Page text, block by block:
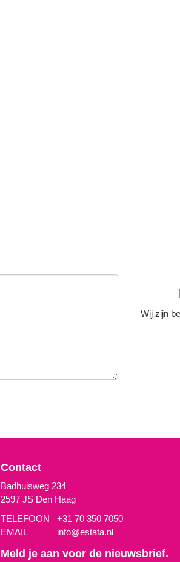
Wij zijn
Contact
Badhuisweg 234
2597 JS Den Haag
TELEFOON +31 70 350 7050
EMAIL
info@estata.nl
Meld je aan voor de nieuwsbrief.